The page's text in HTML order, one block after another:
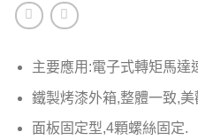
主要應用:電子式轉矩馬達
鐵製烤漆外箱,整體一致,美
面板固定型,4顆螺絲固定.